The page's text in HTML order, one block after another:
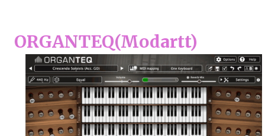
ORGANTEQ(Modartt)